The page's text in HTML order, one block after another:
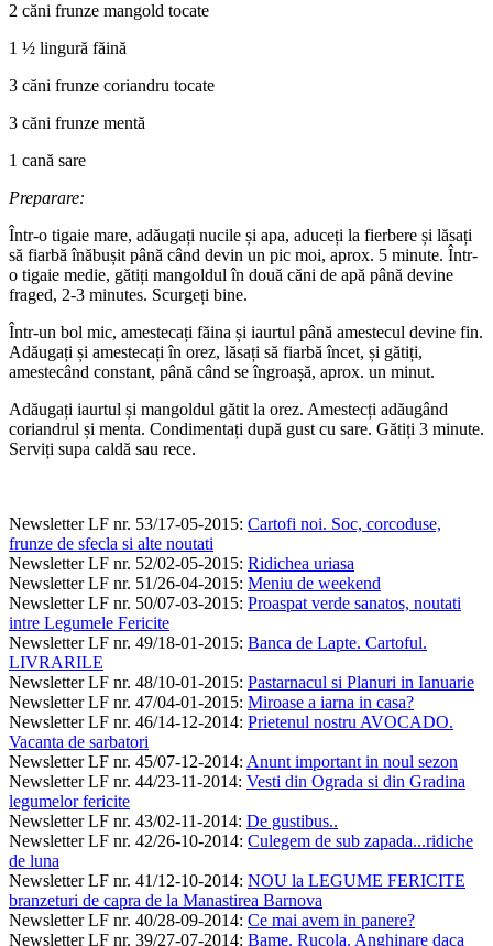
2 căni frunze mangold tocate
1 ½ lingură făină
3 căni frunze coriandru tocate
3 căni frunze mentă
1 cană sare
Preparare:
Într-o tigaie mare, adăugați nucile și apa, aduceți la fierbere și lăsați
să fiarbă înăbușit până când devin un pic moi, aprox. 5 minute. Într-
o tigaie medie, gătiți mangoldul în două căni de apă până devine
fraged, 2-3 minutes. Scurgeți bine.
Într-un bol mic, amestecați făina și iaurtul până amestecul devine fin.
Adăugați și amestecați în orez, lăsați să fiarbă încet, și gătiți,
amestecând constant, până când se îngroașă, aprox. un minut.
Adăugați iaurtul și mangoldul gătit la orez. Amestecți adăugând
coriandrul și menta. Condimentați după gust cu sare. Gătiți 3 minute.
Serviți supa caldă sau rece.
Newsletter LF nr. 53/17-05-2015: Cartofi noi. Soc, corcoduse,
frunze de sfecla si alte noutati
Newsletter LF nr. 52/02-05-2015: Ridichea uriasa
Newsletter LF nr. 51/26-04-2015: Meniu de weekend
Newsletter LF nr. 50/07-03-2015: Proaspat verde sanatos, noutati
intre Legumele Fericite
Newsletter LF nr. 49/18-01-2015: Banca de Lapte. Cartoful.
LIVRARILE
Newsletter LF nr. 48/10-01-2015: Pastarnacul si Planuri in Ianuarie
Newsletter LF nr. 47/04-01-2015: Miroase a iarna in casa?
Newsletter LF nr. 46/14-12-2014: Prietenul nostru AVOCADO.
Vacanta de sarbatori
Newsletter LF nr. 45/07-12-2014: Anunt important in noul sezon
Newsletter LF nr. 44/23-11-2014: Vesti din Ograda si din Gradina
legumelor fericite
Newsletter LF nr. 43/02-11-2014: De gustibus..
Newsletter LF nr. 42/26-10-2014: Culegem de sub zapada...ridiche
de luna
Newsletter LF nr. 41/12-10-2014: NOU la LEGUME FERICITE
branzeturi de capra de la Manastirea Barnova
Newsletter LF nr. 40/28-09-2014: Ce mai avem in panere?
Newsletter LF nr. 39/27-07-2014: Bame. Rucola. Anghinare daca